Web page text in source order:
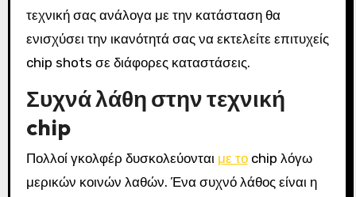
τεχνική σας ανάλογα με την κατάσταση θα
ενισχύσει την ικανότητά σας να εκτελείτε επιτυχείς
chip shots σε διάφορες καταστάσεις.
Συχνά λάθη στην τεχνική
chip
Πολλοί γκολφέρ δυσκολεύονται με τοchip λόγω
μερικών κοινών λαθών. Ένα συχνό λάθος είναι η